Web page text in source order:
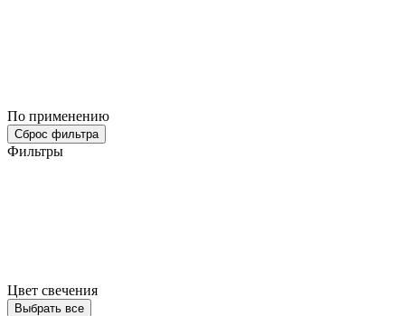
По применению
Сброс фильтра
Фильтры
Цвет свечения
Выбрать все